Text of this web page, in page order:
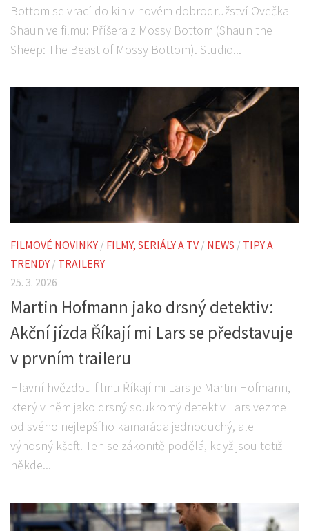
Bottom se vrací do kin v novém dobrodružství Ovečka
Shaun ve filmu: Příšera z Mossy Bottom (Shaun the
Sheep: The Beast of Mossy Bottom). Studio...
FILMOVÉ NOVINKY / FILMY, SERIÁLY A TV / NEWS / TIPY A
TRENDY / TRAILERY
25. 3. 2026
Martin Hofmann jako drsný detektiv:
Akční jízda Říkají mi Lars se představuje
v prvním traileru
Hlavní hvězdou filmu Říkají mi Lars je Martin Hofmann,
který v něm jako drsný soukromý detektiv Lars vezme
od svého nejlepšího kamaráda jednoduchý, ale
výnosný kšeft. Ten se zákonitě podělá, když jsou totiž
někde...